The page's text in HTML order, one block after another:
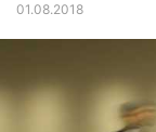
01.08.2018